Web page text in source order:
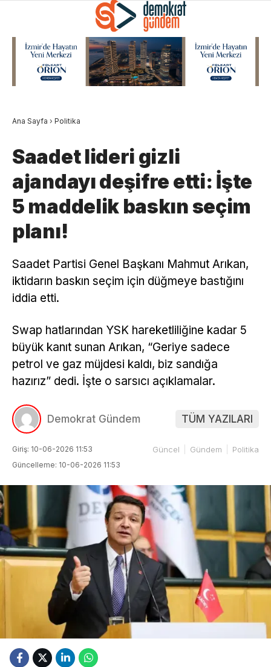
Ana Sayfa › Politika
Saadet lideri gizli
ajandayı deşifre etti: İşte
5 maddelik baskın seçim
planı!
Saadet Partisi Genel Başkanı Mahmut Arıkan,
iktidarın baskın seçim için düğmeye bastığını
iddia etti.
Swap hatlarından YSK hareketliliğine kadar 5
büyük kanıt sunan Arıkan, “Geriye sadece
petrol ve gaz müjdesi kaldı, biz sandığa
hazırız” dedi. İşte o sarsıcı açıklamalar.
Demokrat Gündem TÜM YAZILARI
Giriş: 10-06-2026 11:53
Güncelleme: 10-06-2026 11:53
Güncel Gündem Politika